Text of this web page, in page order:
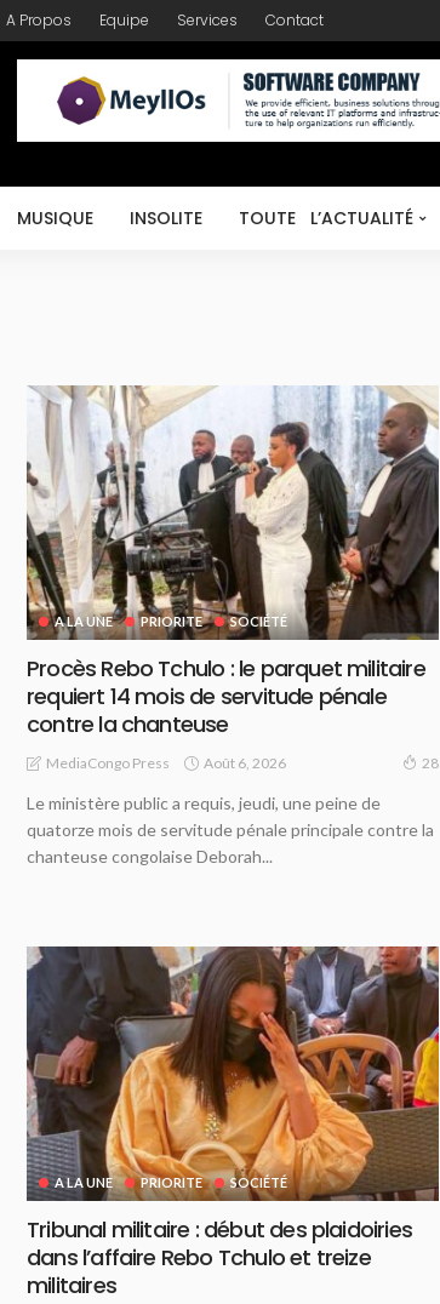
A Propos Equipe Services Contact
MUSIQUE INSOLITE TOUTE L’ACTUALITÉ
A LA UNE PRIORITE SOCIÉTÉ
Procès Rebo Tchulo : le parquet militaire
requiert 14 mois de servitude pénale
contre la chanteuse
MediaCongo Press Août 6, 2026 28
Le ministère public a requis, jeudi, une peine de
quatorze mois de servitude pénale principale contre la
chanteuse congolaise Deborah...
A LA UNE PRIORITE SOCIÉTÉ
Tribunal militaire : début des plaidoiries
dans l’affaire Rebo Tchulo et treize
militaires